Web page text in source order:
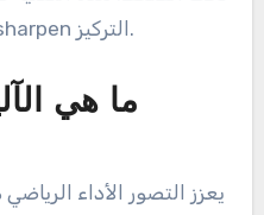
حيث تزرع عقلية إيجابية وت sharpen التركيز.
ما هي
يعزز التصور الأداء